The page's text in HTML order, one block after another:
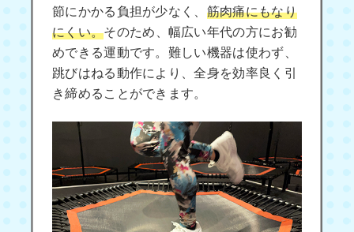
節にかかる負担が少なく、 筋肉痛にもなり
にくい。そのため、幅広い年代の方にお勧
めできる運動です。難しい機器は使わず、
跳びはねる動作により、全身を効率良く引
き締めることができます。